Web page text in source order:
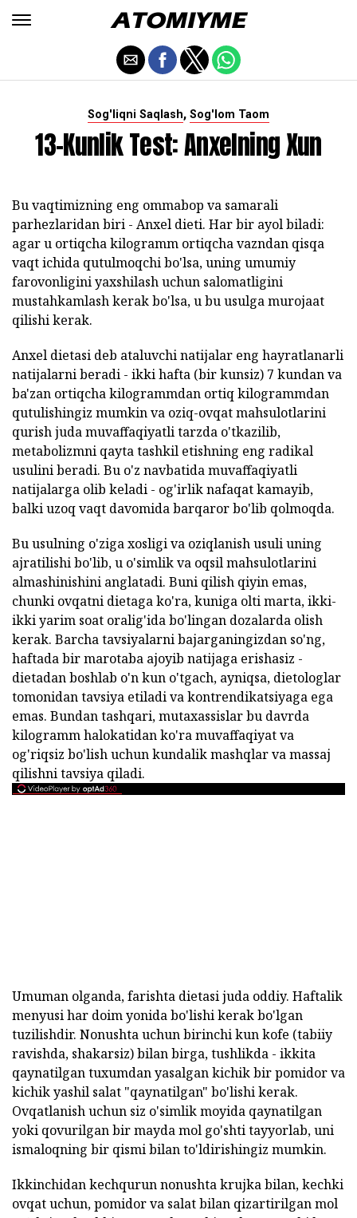
Sog'liqni Saqlash, Sog'lom Taom
13-Kunlik Test: Anxelning Xun
Bu vaqtimizning eng ommabop va samarali
parhezlaridan biri - Anxel dieti. Har bir ayol biladi:
agar u ortiqcha kilogramm ortiqcha vazndan qisqa
vaqt ichida qutulmoqchi bo'lsa, uning umumiy
farovonligini yaxshilash uchun salomatligini
mustahkamlash kerak bo'lsa, u bu usulga murojaat
qilishi kerak.
Anxel dietasi deb ataluvchi natijalar eng hayratlanarli
natijalarni beradi - ikki hafta (bir kunsiz) 7 kundan va
ba'zan ortiqcha kilogrammdan ortiq kilogrammdan
qutulishingiz mumkin va oziq-ovqat mahsulotlarini
qurish juda muvaffaqiyatli tarzda o'tkazilib,
metabolizmni qayta tashkil etishning eng radikal
usulini beradi. Bu o'z navbatida muvaffaqiyatli
natijalarga olib keladi - og'irlik nafaqat kamayib,
balki uzoq vaqt davomida barqaror bo'lib qolmoqda.
Bu usulning o'ziga xosligi va oziqlanish usuli uning
ajratilishi bo'lib, u o'simlik va oqsil mahsulotlarini
almashinishini anglatadi. Buni qilish qiyin emas,
chunki ovqatni dietaga ko'ra, kuniga olti marta, ikki-
ikki yarim soat oralig'ida bo'lingan dozalarda olish
kerak. Barcha tavsiyalarni bajarganingizdan so'ng,
haftada bir marotaba ajoyib natijaga erishasiz -
dietadan boshlab o'n kun o'tgach, ayniqsa, dietologlar
tomonidan tavsiya etiladi va kontrendikatsiyaga ega
emas. Bundan tashqari, mutaxassislar bu davrda
kilogramm halokatidan ko'ra muvaffaqiyat va
og'riqsiz bo'lish uchun kundalik mashqlar va massaj
qilishni tavsiya qiladi.
Umuman olganda, farishta dietasi juda oddiy. Haftalik
menyusi har doim yonida bo'lishi kerak bo'lgan
tuzilishdir. Nonushta uchun birinchi kun kofe (tabiiy
ravishda, shakarsiz) bilan birga, tushlikda - ikkita
qaynatilgan tuxumdan yasalgan kichik bir pomidor va
kichik yashil salat "qaynatilgan" bo'lishi kerak.
Ovqatlanish uchun siz o'simlik moyida qaynatilgan
yoki qovurilgan bir mayda mol go'shti tayyorlab, uni
ismaloqning bir qismi bilan to'ldirishingiz mumkin.
Ikkinchidan kechqurun nonushta krujka bilan, kechki
ovqat uchun, pomidor va salat bilan qizartirilgan mol